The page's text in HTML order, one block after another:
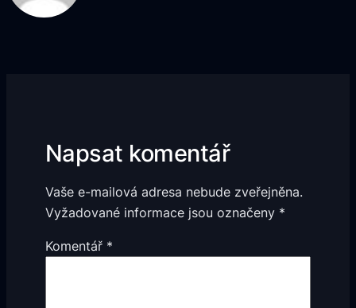
Napsat komentář
Vaše e-mailová adresa nebude zveřejněna.
Vyžadované informace jsou označeny *
Komentář *